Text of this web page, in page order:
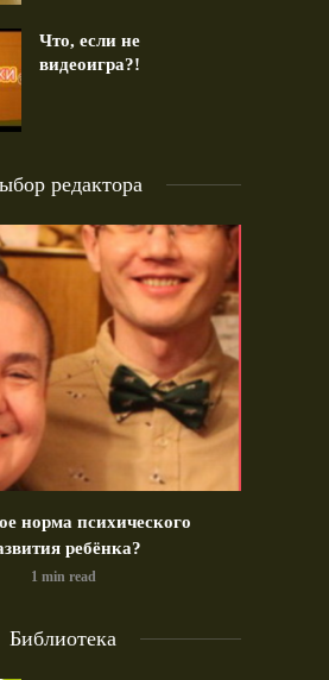
Что, если не
видеоигра?!
редактора
норма психического
ребёнка?
1 min read
Библиотека